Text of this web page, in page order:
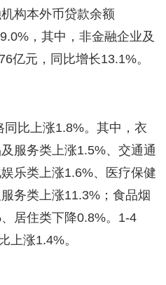
构本外币贷款余额
，其中，非金融企业及
亿元，同比增长13.1%。
比上涨1.8%。其中，衣
服务类上涨1.5%、交通通
乐类上涨1.6%、医疗保健
务类上涨11.3%；食品烟
居住类下降0.8%。1-4
上涨1.4%。